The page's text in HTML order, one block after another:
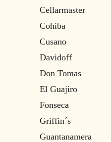
Cellarmaster
Cohiba
Cusano
Davidoff
Don Tomas
El Guajiro
Fonseca
Griffin´s
Guantanamera